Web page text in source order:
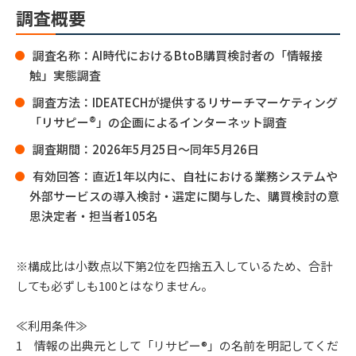
調査概要
調査名称：AI時代におけるBtoB購買検討者の「情報接
触」実態調査
調査方法：IDEATECHが提供するリサーチマーケティング
「リサピー®︎」の企画によるインターネット調査
調査期間：2026年5月25日〜同年5月26日
有効回答：直近1年以内に、自社における業務システムや
外部サービスの導入検討・選定に関与した、購買検討の意
思決定者・担当者105名
※構成比は小数点以下第2位を四捨五入しているため、合計
しても必ずしも100とはなりません。
≪利用条件≫
1 情報の出典元として「リサピー®︎」の名前を明記してくだ